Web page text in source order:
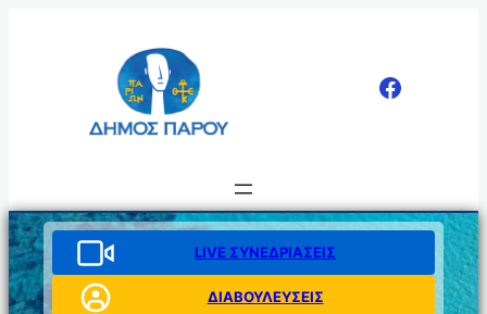
LIVE ΣΥΝΕΔΡΙΑΣΕΙΣ
ΔΙΑΒΟΥΛΕΥΣΕΙΣ